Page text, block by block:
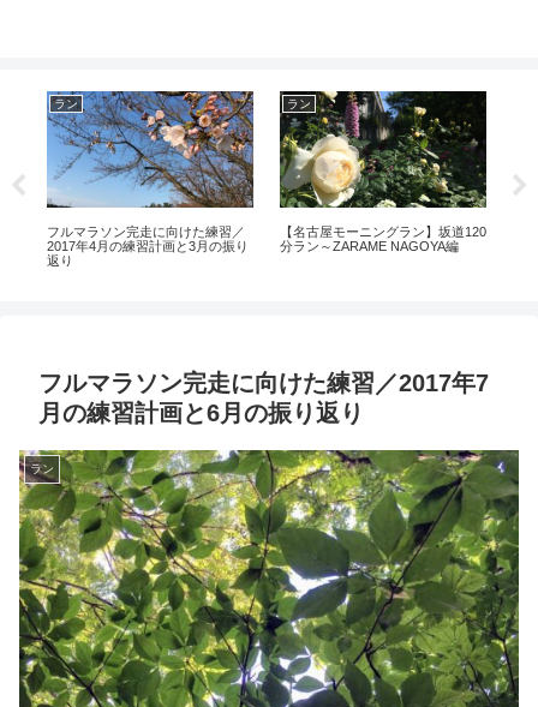
ラン
フルマラソン完走に向けた練習／
2017年4月の練習計画と3月の振り
返り
ラン
【名古屋モーニングラン】坂道120
分ラン～ZARAME NAGOYA編
フルマラソン完走に向けた練習／2017年7
月の練習計画と6月の振り返り
ラン